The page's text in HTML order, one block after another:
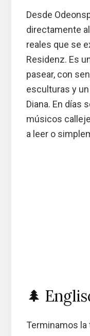
Desde
directamente al
reales que se
Residenz. Es
pasear, con
esculturas y
Diana. En días
músicos
a leer o
🌲
Terminamos la